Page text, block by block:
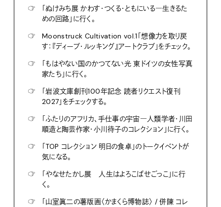
☞
「ぬけみち展 かわす・つくる・ともにいる―生きるた
めの回路」に行く。
☞
Moonstruck Cultivation vol.1「想像力を取り戻
す：『ディープ・ルッキング』アートクラブ」をチェック。
☞
「もはやない国のかつてない光 東ドイツの女性写真
家たち」に行く。
☞
「岩波文庫創刊100年記念 読者リクエスト復刊
2027」をチェックする。
☞
「ふたりのアフリカ、手仕事の宇宙―人類学者・川田
順造と陶芸作家・小川待子のコレクション」に行く。
☞
「TOP コレクション 明日の食卓」のトークイベントが
気になる。
☞
「やなせたかし展 人生はよろこばせごっこ」に行
く。
☞
「山室眞二の薯版画〈かまくら博物誌〉 / 併陳 コレ